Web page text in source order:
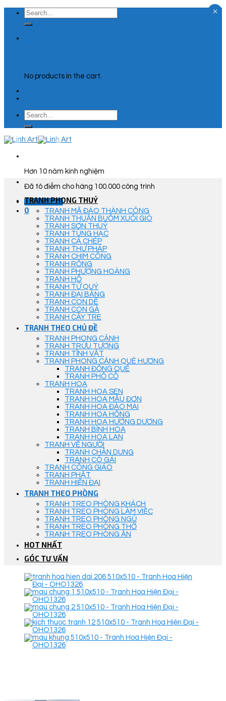
Skip
content
Search
for:
No products in the cart.
Search
for:
Hơn 10 năm kinh nghiệm
Đã tô điểm cho hàng 100.000 công trình
Góc Tư Vấn
0
TRANH PHONG THUỶ
TRANH MÃ ĐÁO THÀNH CÔNG
TRANH THUẬN BUỒM XUÔI GIÓ
TRANH SƠN THUỶ
TRANH TÙNG HẠC
TRANH CÁ CHÉP
TRANH THƯ PHÁP
TRANH CHIM CÔNG
TRANH RỒNG
TRANH PHƯỢNG HOÀNG
TRANH HỔ
TRANH TỨ QUÝ
TRANH ĐẠI BÀNG
TRANH CON DÊ
TRANH CON GÀ
TRANH CÂY TRE
TRANH THEO CHỦ ĐỀ
TRANH PHONG CẢNH
TRANH TRỪU TƯỢNG
TRANH TĨNH VẬT
TRANH PHONG CẢNH QUÊ HƯƠNG
TRANH ĐỒNG QUÊ
TRANH PHỐ CỔ
TRANH HOA
TRANH HOA SEN
TRANH HOA MẪU ĐƠN
TRANH HOA ĐÀO MAI
TRANH HOA HỒNG
TRANH HOA HƯỚNG DƯƠNG
TRANH BÌNH HOA
TRANH HOA LAN
TRANH VẼ NGƯỜI
TRANH CHÂN DUNG
TRANH CÔ GÁI
TRANH CÔNG GIÁO
TRANH PHẬT
TRANH HIỆN ĐẠI
TRANH THEO PHÒNG
TRANH TREO PHÒNG KHÁCH
TRANH TREO PHÒNG LÀM VIỆC
TRANH TREO PHÒNG NGỦ
TRANH TREO PHÒNG THỜ
TRANH TREO PHÒNG ĂN
HOT NHẤT
GÓC TƯ VẤN
×